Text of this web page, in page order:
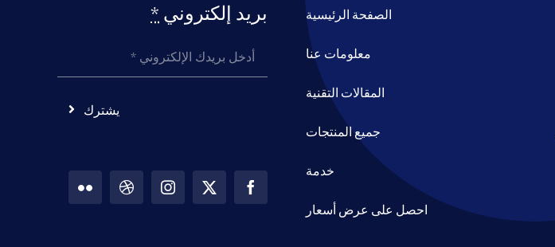
الصفحة الرئيسية
معلومات عنا
المقالات التقنية
جميع المنتجات
خدمة
احصل على عرض أسعار
بريد إلكتروني *
يشترك